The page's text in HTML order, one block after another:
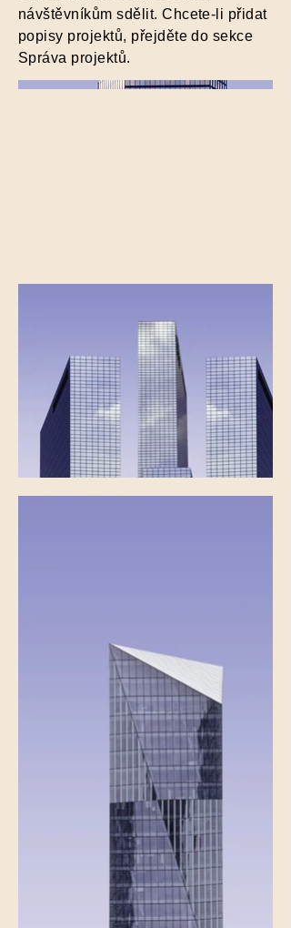
návštěvníkům sdělit. Chcete-li přidat
popisy projektů, přejděte do sekce
Správa projektů.